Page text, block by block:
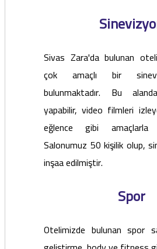
Sivas Zara'da bulunan
çok amaçlı bir
bulunmaktadır. Bu alanda
yapabilir, video filmleri
eğlence gibi amaçlarla
Salonumuz 50 kişilik olup,
inşaa edilmiştir.
Spor
Otelimizde bulunan spor